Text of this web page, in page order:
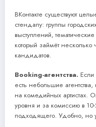
ВКонтакте существуют
стендапу: группы
выступлений,
который займёт
кандидатов.
Booking-агентства. Если
есть небольшие
на комедийных артистах.
уровня и за комиссию в
подходящего. Удобно, но